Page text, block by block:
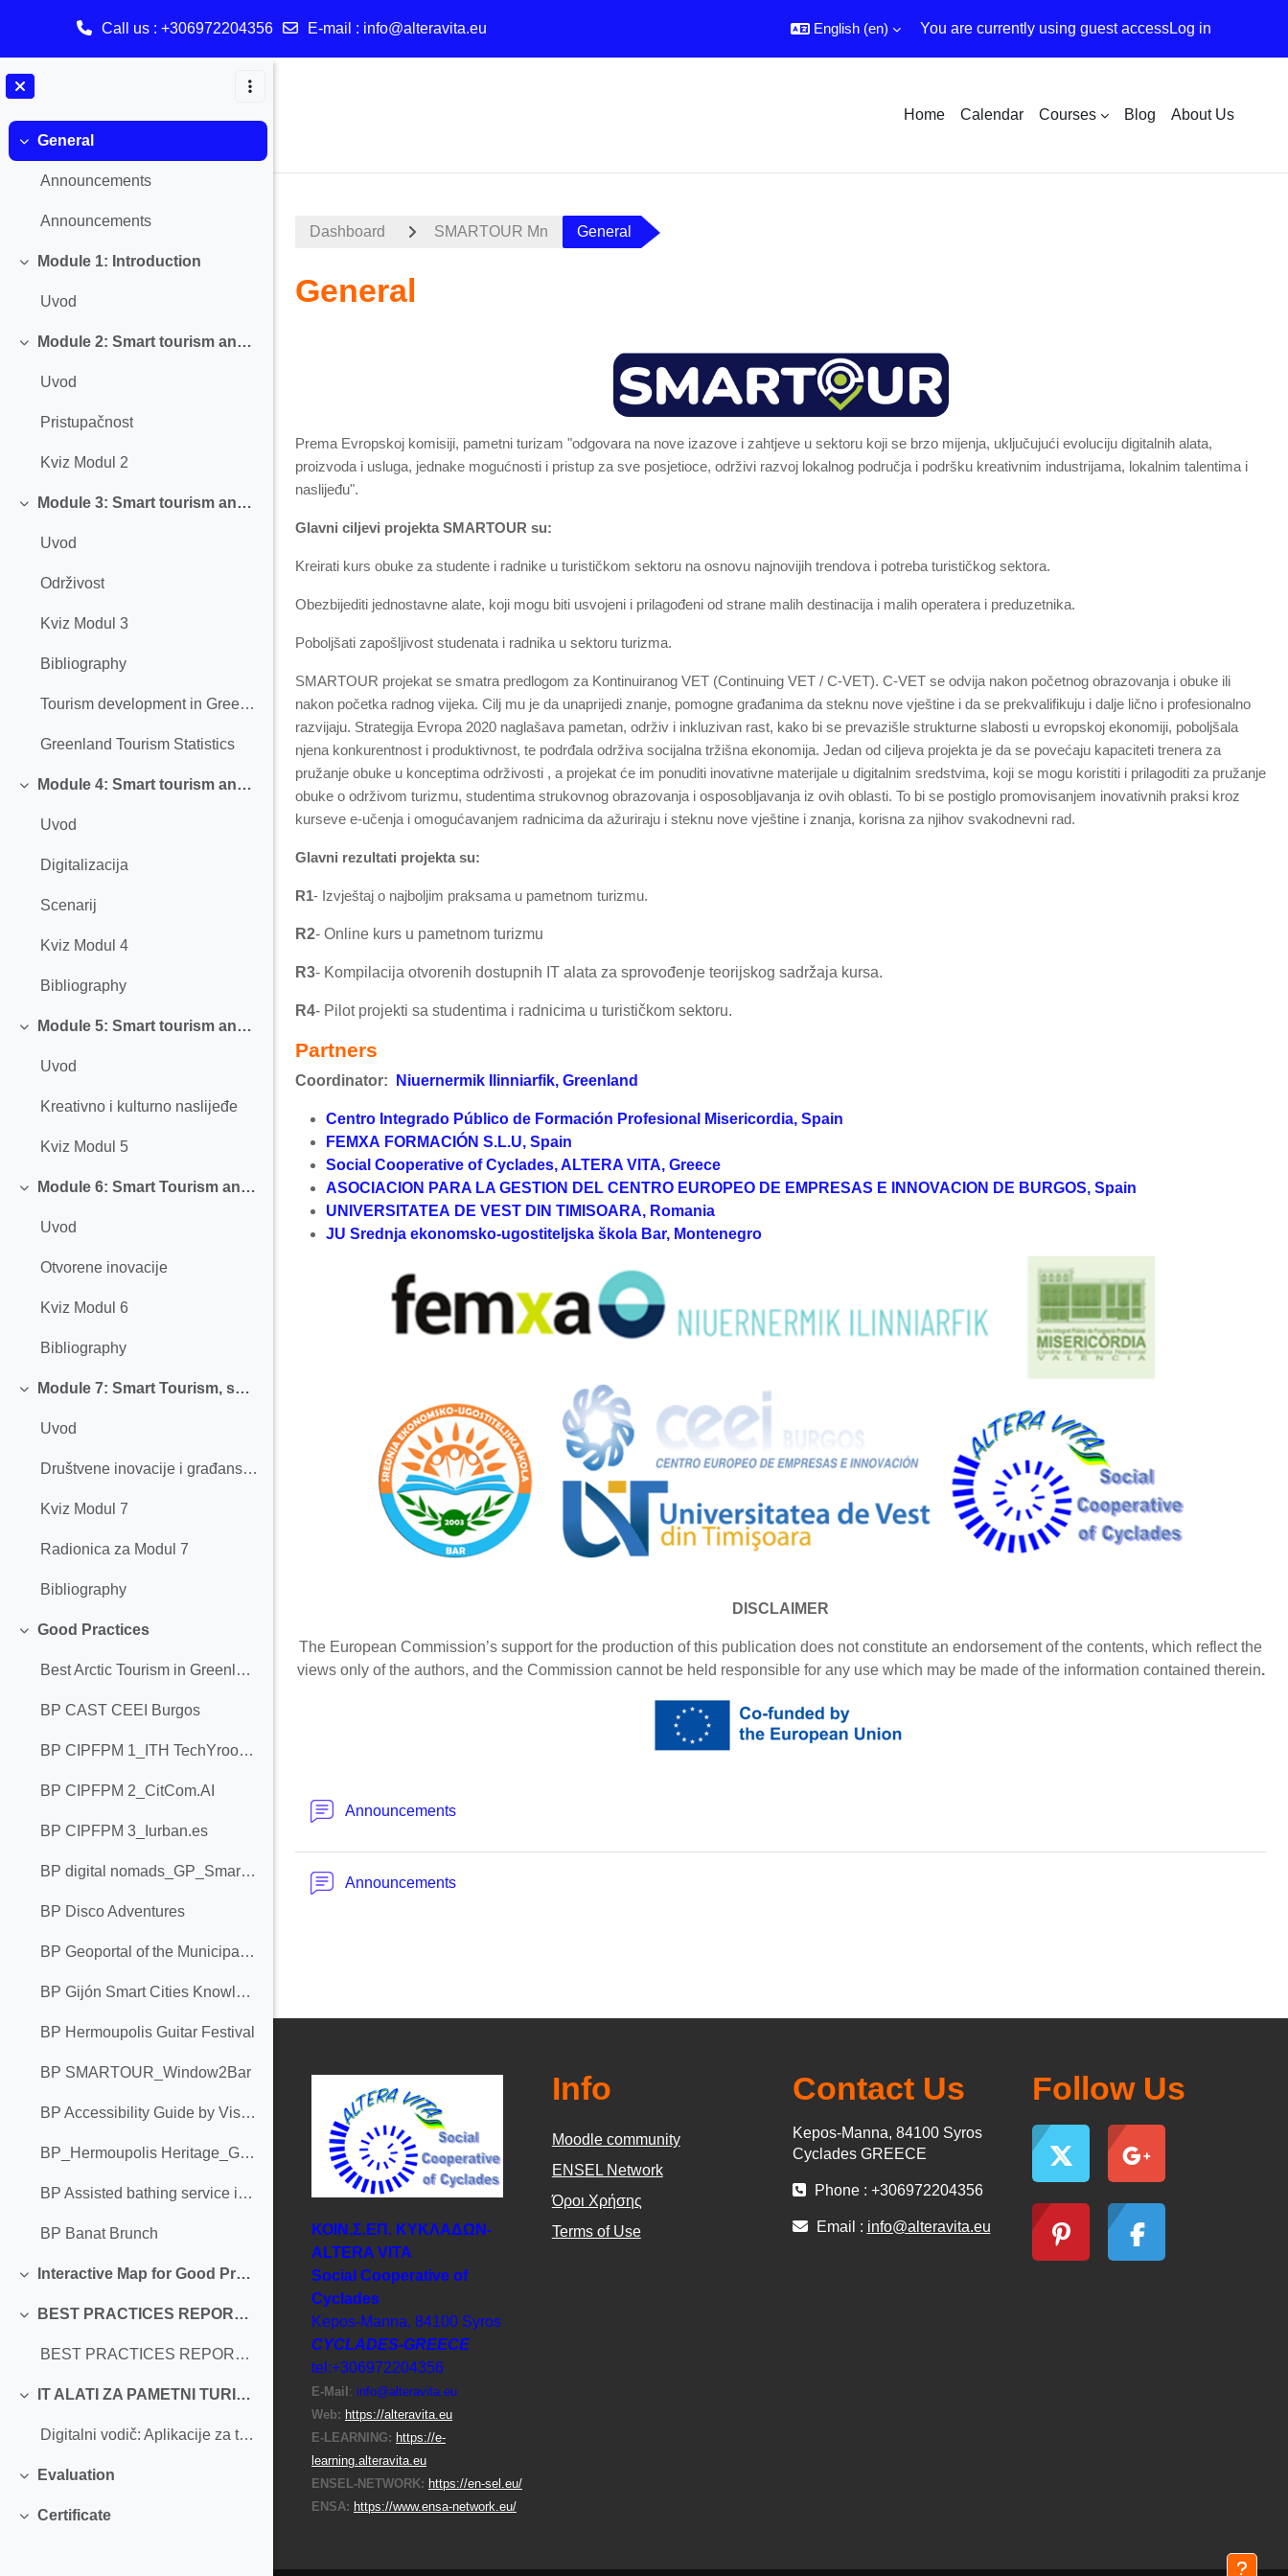
Call us : +306972204356 E-mail : info@alteravita.eu English ‎(en)‎ You are currently using guest accessLog in
Home Calendar Courses Blog About Us
Collapse
General
Announcements
Announcements
Collapse
Module 1: Introduction
Uvod
Collapse
Module 2: Smart tourism and Accessibility
Uvod
Pristupačnost
Kviz Modul 2
Collapse
Module 3: Smart tourism and Sustainability
Uvod
Održivost
Kviz Modul 3
Bibliography
Tourism development in Greenland
Greenland Tourism Statistics
Collapse
Module 4: Smart tourism and Digitalization
Uvod
Digitalizacija
Scenarij
Kviz Modul 4
Bibliography
Collapse
Module 5: Smart tourism and Creative and Cultural Heritage
Uvod
Kreativno i kulturno naslijeđe
Kviz Modul 5
Collapse
Module 6: Smart Tourism and Open Innovation
Uvod
Otvorene inovacije
Kviz Modul 6
Bibliography
Collapse
Module 7: Smart Tourism, social innovation, and civic engagement
Uvod
Društvene inovacije i građanski angažman
Kviz Modul 7
Radionica za Modul 7
Bibliography
Collapse
Good Practices
Best Arctic Tourism in Greenland
BP CAST CEEI Burgos
BP CIPFPM 1_ITH TechYroom 1.0
BP CIPFPM 2_CitCom.AI
BP CIPFPM 3_Iurban.es
BP digital nomads_GP_Smartour_ALTERA VITA
BP Disco Adventures
BP Geoportal of the Municipality of Bar
BP Gijón Smart Cities Knowledge Chair
BP Hermoupolis Guitar Festival
BP SMARTOUR_Window2Bar
BP Accessibility Guide by Visit Cork
BP_Hermoupolis Heritage_Greece
BP Assisted bathing service in La Concha Beach._Femxa
BP Banat Brunch
Collapse
Interactive Map for Good Practices
Collapse
BEST PRACTICES REPORT IN SUSTAINABLE TOURISM
BEST PRACTICES REPORT IN SUSTAINABLE TOURISM
Collapse
IT ALATI ZA PAMETNI TURIZAM
Digitalni vodič: Aplikacije za turiste sa invaliditetom
Collapse
Evaluation
Collapse
Certificate
Dashboard SMARTOUR Mn General
General
Prema Evropskoj komisiji, pametni turizam "odgovara na nove izazove i zahtjeve u sektoru koji se brzo mijenja, uključujući evoluciju digitalnih alata,
proizvoda i usluga, jednake mogućnosti i pristup za sve posjetioce, održivi razvoj lokalnog područja i podršku kreativnim industrijama, lokalnim talentima i
naslijeđu".
Glavni ciljevi projekta SMARTOUR su:
Kreirati kurs obuke za studente i radnike u turističkom sektoru na osnovu najnovijih trendova i potreba turističkog sektora.
Obezbijediti jednostavne alate, koji mogu biti usvojeni i prilagođeni od strane malih destinacija i malih operatera i preduzetnika.
Poboljšati zapošljivost studenata i radnika u sektoru turizma.
SMARTOUR projekat se smatra predlogom za Kontinuiranog VET (Continuing VET / C-VET). C-VET se odvija nakon početnog obrazovanja i obuke ili
nakon početka radnog vijeka. Cilj mu je da unaprijedi znanje, pomogne građanima da steknu nove vještine i da se prekvalifikuju i dalje lično i profesionalno
razvijaju. Strategija Evropa 2020 naglašava pametan, održiv i inkluzivan rast, kako bi se prevazišle strukturne slabosti u evropskoj ekonomiji, poboljšala
njena konkurentnost i produktivnost, te podrđala održiva socijalna tržišna ekonomija. Jedan od ciljeva projekta je da se povećaju kapaciteti trenera za
pružanje obuke u konceptima održivosti , a projekat će im ponuditi inovativne materijale u digitalnim sredstvima, koji se mogu koristiti i prilagoditi za pružanje
obuke o održivom turizmu, studentima strukovnog obrazovanja i osposobljavanja iz ovih oblasti. To bi se postiglo promovisanjem inovativnih praksi kroz
kurseve e-učenja i omogućavanjem radnicima da ažuriraju i steknu nove vještine i znanja, korisna za njihov svakodnevni rad.
Glavni rezultati projekta su:
R1- Izvještaj o najboljim praksama u pametnom turizmu.
R2- Online kurs u pametnom turizmu
R3- Kompilacija otvorenih dostupnih IT alata za sprovođenje teorijskog sadržaja kursa.
R4- Pilot projekti sa studentima i radnicima u turističkom sektoru.
Partners
Coordinator: Niuernermik Ilinniarfik, Greenland
Centro Integrado Público de Formación Profesional Misericordia, Spain
FEMXA FORMACIÓN S.L.U, Spain
Social Cooperative of Cyclades, ALTERA VITA, Greece
ASOCIACION PARA LA GESTION DEL CENTRO EUROPEO DE EMPRESAS E INNOVACION DE BURGOS, Spain
UNIVERSITATEA DE VEST DIN TIMISOARA, Romania
JU Srednja ekonomsko-ugostiteljska škola Bar, Montenegro
DISCLAIMER
The European Commission’s support for the production of this publication does not constitute an endorsement of the contents, which reflect the
views only of the authors, and the Commission cannot be held responsible for any use which may be made of the information contained therein.
Announcements
Announcements
ΚΟΙΝ.Σ.ΕΠ. ΚΥΚΛΑΔΩΝ-
ΑLTERA VITA
Social Cooperative of
Cyclades
Kepos-Manna, 84100 Syros
CYCLADES-GREECE
tel:+306972204356
E-Μail : info@alteravita.eu
Web: https://alteravita.eu
E-LEARNING: https://e-
learning.alteravita.eu
ENSEL-NETWORK: https://en-sel.eu/
ENSA: https://www.ensa-network.eu/
Info
Moodle community
ΕΝSEL Network
Όροι Χρήσης
Terms of Use
Contact Us
Kepos-Manna, 84100 Syros
Cyclades GREECE
Phone : +306972204356
Email : info@alteravita.eu
Follow Us